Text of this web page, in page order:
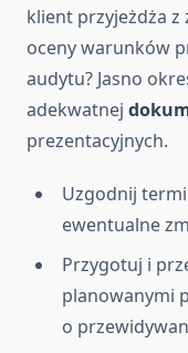
klient przyjeżdża z
oceny warunków
audytu? Jasno
adekwatnej
prezentacyjnych.
Uzgodnij
ewentualne
Przygotuj i
planowanymi
o